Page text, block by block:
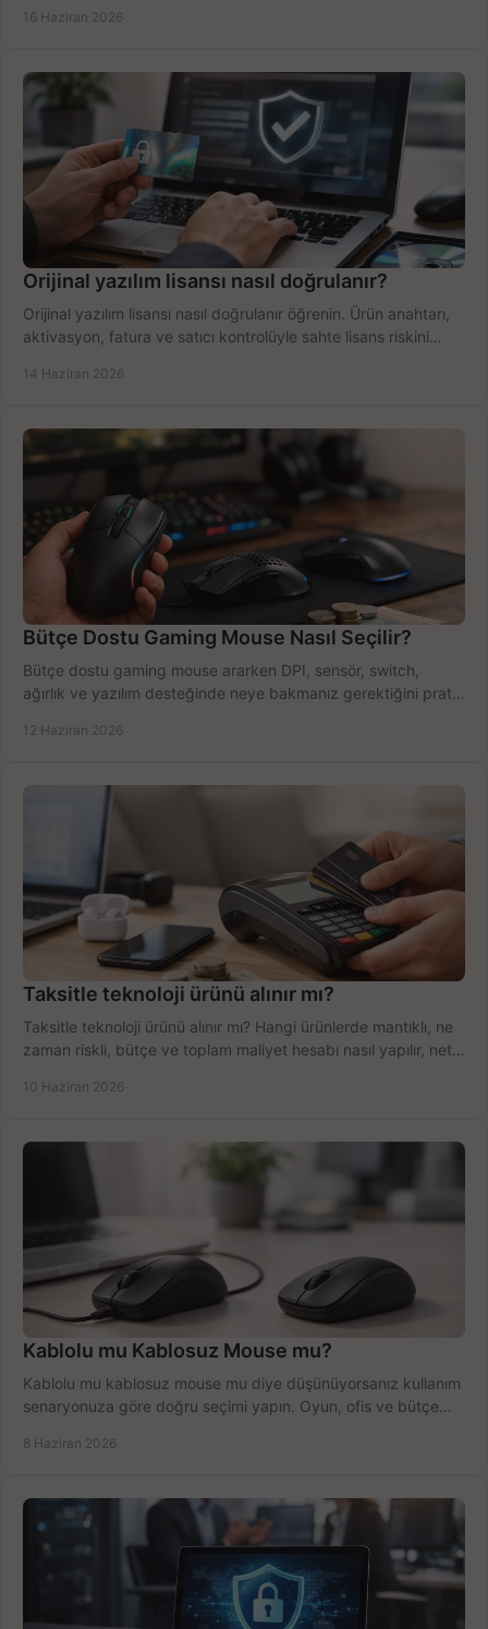
16 Haziran 2026
Orijinal yazılım lisansı nasıl doğrulanır?
Orijinal yazılım lisansı nasıl doğrulanır öğrenin. Ürün anahtarı,
aktivasyon, fatura ve satıcı kontrolüyle sahte lisans riskini
14 Haziran 2026
Bütçe Dostu Gaming Mouse Nasıl Seçilir?
Bütçe dostu gaming mouse ararken DPI, sensör, switch,
ağırlık ve yazılım desteğinde neye bakmanız gerektiğini pratik
12 Haziran 2026
Taksitle teknoloji ürünü alınır mı?
Taksitle teknoloji ürünü alınır mı? Hangi ürünlerde mantıklı, ne
zaman riskli, bütçe ve toplam maliyet hesabı nasıl yapılır, net
10 Haziran 2026
Kablolu mu Kablosuz Mouse mu?
Kablolu mu kablosuz mouse mu diye düşünüyorsanız kullanım
senaryonuza göre doğru seçimi yapın. Oyun, ofis ve bütçe
8 Haziran 2026